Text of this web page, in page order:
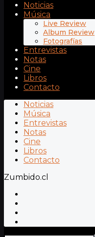
Noticias
Música
Live Review
Album Review
Fotografías
Entrevistas
Notas
Cine
Libros
Contacto
Noticias
Música
Entrevistas
Notas
Cine
Libros
Contacto
Zumbido.cl